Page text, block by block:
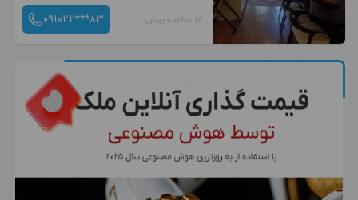
18 ساعت پیش 091022***83